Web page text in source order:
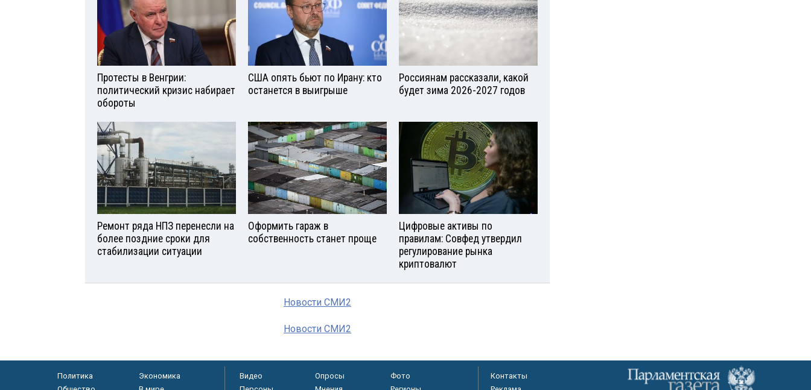
Протесты в Венгрии:
политический кризис набирает
обороты
США опять бьют по Ирану: кто
останется в выигрыше
Россиянам рассказали, какой
будет зима 2026-2027 годов
Ремонт ряда НПЗ перенесли на
более поздние сроки для
стабилизации ситуации
Оформить гараж в
собственность станет проще
Цифровые активы по
правилам: Совфед утвердил
регулирование рынка
криптовалют
Новости СМИ2
Новости СМИ2
Политика
Экономика
Видео Опросы
Фото
Контакты